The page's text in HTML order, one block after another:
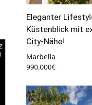
Eleganter
Küstenblick mit
City-Nähe!
Marbella
990.000€